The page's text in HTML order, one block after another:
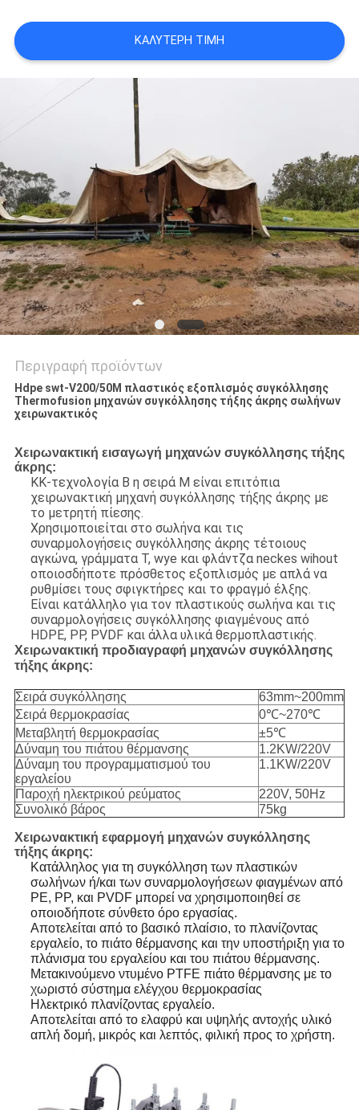
SITEMAP
PRIVACY
POLICY
ΚΑΛΎΤΕΡΗ ΤΙΜΉ
Περιγραφή προϊόντων
Hdpe swt-V200/50M πλαστικός εξοπλισμός συγκόλλησης
Thermofusion μηχανών συγκόλλησης τήξης άκρης σωλήνων
χειρωνακτικός
Χειρωνακτική εισαγωγή μηχανών συγκόλλησης τήξης
άκρης:
ΚΚ-τεχνολογία Β η σειρά Μ είναι επιτόπια
χειρωνακτική μηχανή συγκόλλησης τήξης άκρης με
το μετρητή πίεσης.
Χρησιμοποιείται στο σωλήνα και τις
συναρμολογήσεις συγκόλλησης άκρης τέτοιους
αγκώνα, γράμματα Τ, wye και φλάντζα neckes wihout
οποιοσδήποτε πρόσθετος εξοπλισμός με απλά να
ρυθμίσει τους σφιγκτήρες και το φραγμό έλξης.
Είναι κατάλληλο για τον πλαστικούς σωλήνα και τις
συναρμολογήσεις συγκόλλησης φιαγμένους από
HDPE, PP, PVDF και άλλα υλικά θερμοπλαστικής.
Χειρωνακτική προδιαγραφή μηχανών συγκόλλησης
τήξης άκρης:
Σειρά συγκόλλησης
63mm~200mm
Σειρά θερμοκρασίας
0℃~270℃
Μεταβλητή θερμοκρασίας
±5℃
Δύναμη του πιάτου θέρμανσης
1.2KW/220V
Δύναμη του προγραμματισμού του
εργαλείου
1.1KW/220V
Παροχή ηλεκτρικού ρεύματος
220V, 50Hz
Συνολικό βάρος
75kg
Χειρωνακτική εφαρμογή μηχανών συγκόλλησης
τήξης άκρης:
Κατάλληλος για τη συγκόλληση των πλαστικών
σωλήνων ή/και των συναρμολογήσεων φιαγμένων από
PE, PP, και PVDF μπορεί να χρησιμοποιηθεί σε
οποιοδήποτε σύνθετο όρο εργασίας.
Αποτελείται από το βασικό πλαίσιο, το πλανίζοντας
εργαλείο, το πιάτο θέρμανσης και την υποστήριξη για το
πλάνισμα του εργαλείου και του πιάτου θέρμανσης.
Μετακινούμενο ντυμένο PTFE πιάτο θέρμανσης με το
χωριστό σύστημα ελέγχου θερμοκρασίας
Ηλεκτρικό πλανίζοντας εργαλείο.
Αποτελείται από το ελαφρύ και υψηλής αντοχής υλικό
απλή δομή, μικρός και λεπτός, φιλική προς το χρήστη.